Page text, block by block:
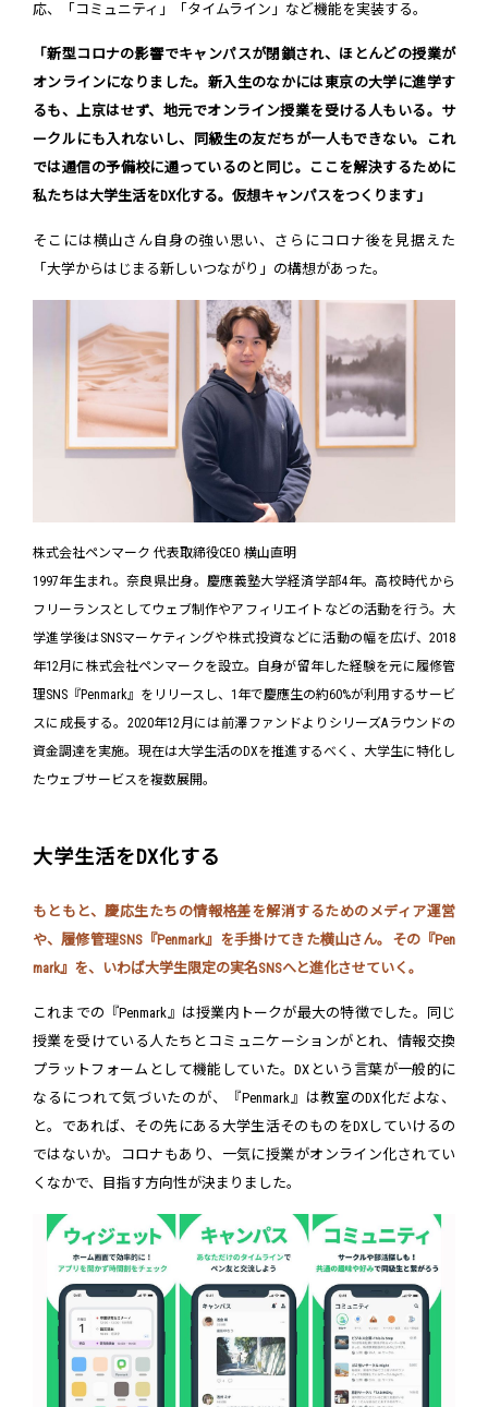
応、「コミュニティ」「タイムライン」など機能を実装する。
「新型コロナの影響でキャンパスが閉鎖され、ほとんどの授業が
オンラインになりました。新入生のなかには東京の大学に進学す
るも、上京はせず、地元でオンライン授業を受ける人もいる。サ
ークルにも入れないし、同級生の友だちが一人もできない。これ
では通信の予備校に通っているのと同じ。ここを解決するために
私たちは大学生活をDX化する。仮想キャンパスをつくります」
そこには横山さん自身の強い思い、さらにコロナ後を見据えた
「大学からはじまる新しいつながり」の構想があった――。
株式会社ペンマーク 代表取締役CEO 横山直明
1997年生まれ。奈良県出身。慶應義塾大学経済学部4年。高校時代から
フリーランスとしてウェブ制作やアフィリエイトなどの活動を行う。大
学進学後はSNSマーケティングや株式投資などに活動の幅を広げ、2018
年12月に株式会社ペンマークを設立。自身が留年した経験を元に履修管
理SNS『Penmark』をリリースし、1年で慶應生の約60%が利用するサービ
スに成長する。2020年12月には前澤ファンドよりシリーズAラウンドの
資金調達を実施。現在は大学生活のDXを推進するべく、大学生に特化し
たウェブサービスを複数展開。
大学生活をDX化する
もともと、慶応生たちの情報格差を解消するためのメディア運営
や、履修管理SNS『Penmark』を手掛けてきた横山さん。その『Pen
mark』を、いわば大学生限定の実名SNSへと進化させていく。
これまでの『Penmark』は授業内トークが最大の特徴でした。同じ
授業を受けている人たちとコミュニケーションがとれ、情報交換
プラットフォームとして機能していた。DXという言葉が一般的に
なるにつれて気づいたのが、『Penmark』は教室のDX化だよな、
と。であれば、その先にある大学生活そのものをDXしていけるの
ではないか。コロナもあり、一気に授業がオンライン化されてい
くなかで、目指す方向性が決まりました。